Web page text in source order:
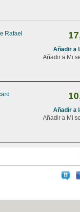
Rafael
Añadir a
Añadir a Mi
Añadir a
Añadir a Mi